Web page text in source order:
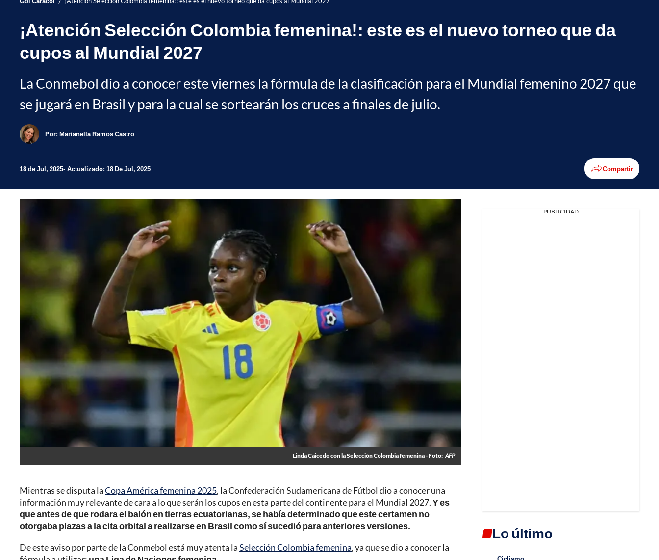
¡Atención Selección Colombia femenina!: este es el nuevo torneo que da
cupos al Mundial 2027
La Conmebol dio a conocer este viernes la fórmula de la clasificación para el Mundial femenino 2027 que
se jugará en Brasil y para la cual se sortearán los cruces a finales de julio.
Por: Marianella Ramos Castro
18 de Jul, 2025 Actualizado: 18 De Jul, 2025 Compartir
Linda Caicedo con la Selección Colombia femenina - Foto: AFP
Mientras se disputa laCopa América femenina 2025, la Confederación Sudamericana de Fútbol dio a conocer una
información muy relevante de cara a lo que serán los cupos en esta parte del continente para el Mundial 2027.Y es
que antes de que rodara el balón en tierras ecuatorianas, se había determinado que este certamen no
otorgaba plazas a la cita orbital a realizarse en Brasil como sí sucedió para anteriores versiones.
De este aviso por parte de la Conmebol está muy atenta laSelección Colombia femenina, ya que se dio a conocer la
PUBLICIDAD
Lo último